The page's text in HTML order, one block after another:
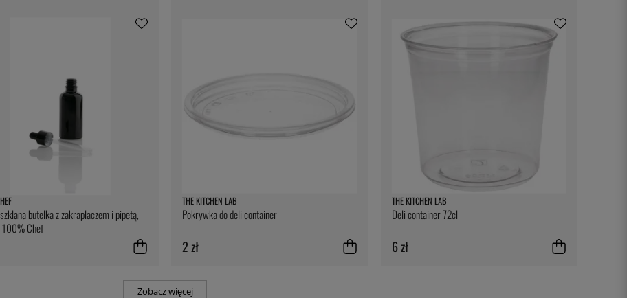
butelka z zakraplaczem i pipetą,
Chef
THE KITCHEN LAB
Pokrywka do deli container
2 zł
THE KITCHEN LAB
Deli container 72cl
6 zł
Zobacz więcej